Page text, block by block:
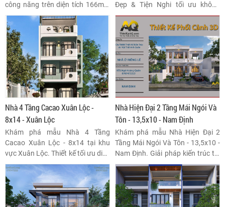
công năng trên diện tích 166m2.
Phân tích chi tiết thiết kế, bố trí
mặt bằng linh hoạt, và giá trị
thẩm mỹ vượt trội của hệ mái
Thái, tạo nên tổ ấm lý tưởng cho
gia đình nhiều thế hệ.
Đẹp & Tiện Nghi tối ưu không
gian, chi phí đầu tư. Phân tích chi
tiết về xu hướng kiến trúc, công
năng khoa học và giải pháp bền
vững cho công trình đô thị.
Nhà 4 Tầng Cacao Xuân Lộc -
8x14 - Xuân Lộc
Khám phá mẫu Nhà 4 Tầng
Cacao Xuân Lộc - 8x14 tại khu
vực Xuân Lộc. Thiết kế tối ưu diện
tích, công năng hoàn hảo cho gia
đình đa thế hệ, khẳng định giá trị
đầu tư bền vững.
Nhà Hiện Đại 2 Tầng Mái Ngói Và
Tôn - 13,5x10 - Nam Định
Khám phá mẫu Nhà Hiện Đại 2
Tầng Mái Ngói Và Tôn - 13,5x10 -
Nam Định. Giải pháp kiến trúc tối
ưu công năng, thẩm mỹ bền
vững, phù hợp với khí hậu và
phong cách sống hiện đại tại
Nam Định, mang lại không gian